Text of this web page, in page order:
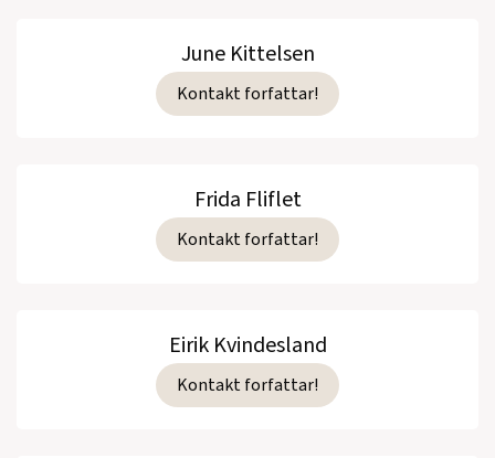
June Kittelsen
Kontakt forfattar!
Frida Fliflet
Kontakt forfattar!
Eirik Kvindesland
Kontakt forfattar!